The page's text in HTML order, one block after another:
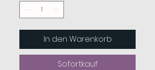
In den Warenkorb
Sofortkauf